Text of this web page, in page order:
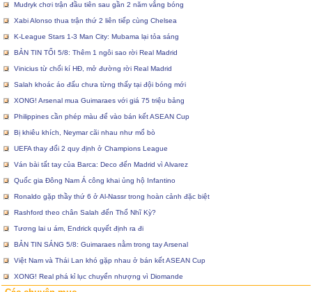
Mudryk chơi trận đầu tiên sau gần 2 năm vắng bóng
Xabi Alonso thua trận thứ 2 liên tiếp cùng Chelsea
K-League Stars 1-3 Man City: Mubama lại tỏa sáng
BẢN TIN TỐI 5/8: Thêm 1 ngôi sao rời Real Madrid
Vinicius từ chối kí HĐ, mở đường rời Real Madrid
Salah khoác áo đấu chưa từng thấy tại đội bóng mới
XONG! Arsenal mua Guimaraes với giá 75 triệu bảng
Philippines cần phép màu để vào bán kết ASEAN Cup
Bị khiêu khích, Neymar cãi nhau như mổ bò
UEFA thay đổi 2 quy định ở Champions League
Ván bài tất tay của Barca: Deco đến Madrid vì Alvarez
Quốc gia Đông Nam Á công khai ủng hộ Infantino
Ronaldo gặp thầy thứ 6 ở Al-Nassr trong hoàn cảnh đặc biệt
Rashford theo chân Salah đến Thổ Nhĩ Kỳ?
Tương lai u ám, Endrick quyết định ra đi
BẢN TIN SÁNG 5/8: Guimaraes nằm trong tay Arsenal
Việt Nam và Thái Lan khó gặp nhau ở bán kết ASEAN Cup
XONG! Real phá kỉ lục chuyển nhượng vì Diomande